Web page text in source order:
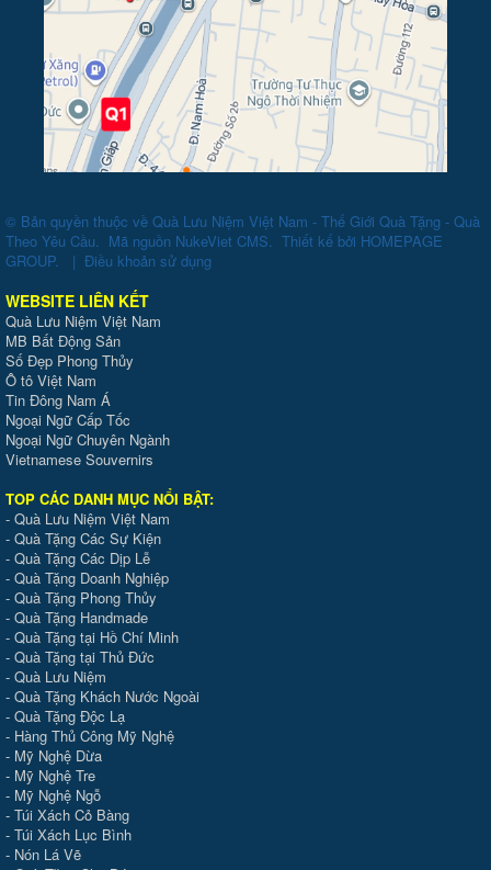
© Bản quyền thuộc về Quà Lưu Niệm Việt Nam - Thế Giới Quà Tặng - Quà
Theo Yêu Cầu. Mã nguồn NukeViet CMS. Thiết kế bởi HOMEPAGE
GROUP. | Điều khoản sử dụng
WEBSITE LIÊN KẾT
Quà Lưu Niệm Việt Nam
MB Bất Động Sản
Số Đẹp Phong Thủy
Ô tô Việt Nam
Tin Đông Nam Á
Ngoại Ngữ Cấp Tốc
Ngoại Ngữ Chuyên Ngành
Vietnamese Souvernirs
TOP CÁC DANH MỤC NỔI BẬT:
- Quà Lưu Niệm Việt Nam
- Quà Tặng Các Sự Kiện
- Quà Tặng Các Dịp Lễ
- Quà Tặng Doanh Nghiệp
- Quà Tặng Phong Thủy
- Quà Tặng Handmade
- Quà Tặng tại Hồ Chí Minh
- Quà Tặng tại Thủ Đức
- Quà Lưu Niệm
- Quà Tặng Khách Nước Ngoài
- Quà Tặng Độc Lạ
- Hàng Thủ Công Mỹ Nghệ
- Mỹ Nghệ Dừa
- Mỹ Nghệ Tre
- Mỹ Nghệ Ngỗ
- Túi Xách Cỏ Bàng
- Túi Xách Lục Bình
- Nón Lá Vẽ